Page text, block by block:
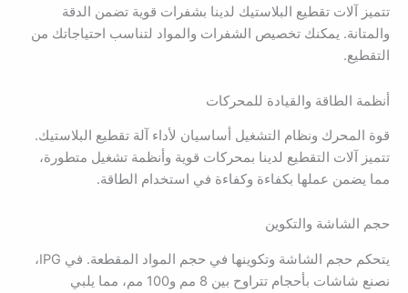
تتميز آلات تقطيع البلاستيك لدينا بشفرات قوية تضمن الدقة
والمتانة. يمكنك تخصيص الشفرات والمواد لتناسب احتياجاتك من
التقطيع.
أنظمة الطاقة والقيادة للمحركات
قوة المحرك ونظام التشغيل أساسيان لأداء آلة تقطيع البلاستيك.
تتميز آلات التقطيع لدينا بمحركات قوية وأنظمة تشغيل متطورة،
مما يضمن عملها بكفاءة وكفاءة في استخدام الطاقة.
حجم الشاشة والتكوين
يتحكم حجم الشاشة وتكوينها في حجم المواد المقطعة. في IPG،
نصنع شاشات بأحجام تتراوح بين 8 مم و100 مم، مما يلبي